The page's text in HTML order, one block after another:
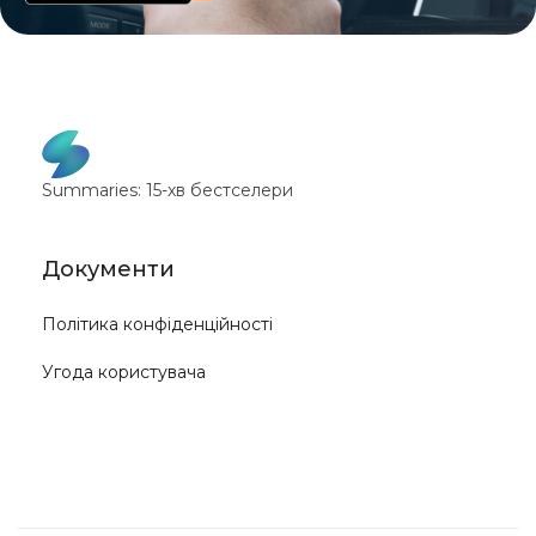
Summaries: 15-хв бестселери
Документи
Політика конфіденційності
Угода користувача